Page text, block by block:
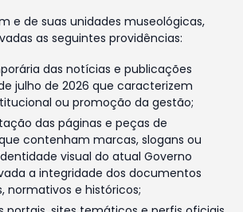
e de suas unidades museológicas,
as seguintes providências:
das notícias e publicações
julho de 2026 que caracterizem
ou promoção da gestão;
das páginas e peças de
contenham marcas, slogans ou
visual do atual Governo
a integridade dos documentos
normativos e históricos;